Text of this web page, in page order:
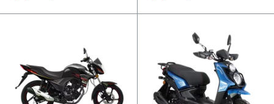
venta
venta